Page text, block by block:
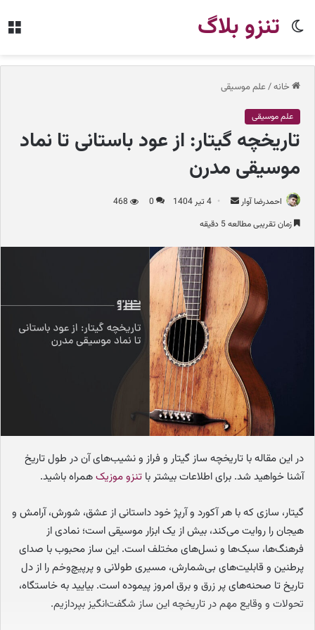
تنزو بلاگ
تغییر
خانه/ علم موسیقی
علم موسیقی
تاریخچه گیتار: از عود باستانی تا نماد
موسیقی مدرن
احمدرضا آوار
ا
ل
ه
ی
م
ی
ل
4 تیر 1404 0
468
زمان تقریبی مطالعه 5 دقیقه
در این مقاله با تاریخچه ساز گیتار و فراز و نشیب‌های آن در طول تاریخ
آشنا خواهید شد. برای اطلاعات بیشتر با تنزو موزیکهمراه باشید.
گیتار، سازی که با هر آکورد و آرپژ خود داستانی از عشق، شورش، آرامش و
هیجان را روایت می‌کند، بیش از یک ابزار موسیقی است؛ نمادی از
فرهنگ‌ها، سبک‌ها و نسل‌های مختلف است. این ساز محبوب با صدای
پرطنین و قابلیت‌های بی‌شمارش، مسیری طولانی و پرپیچ‌وخم را از دل
تاریخ تا صحنه‌های پر زرق و برق امروز پیموده است. بیایید به خاستگاه،
تحولات و وقایع مهم در تاریخچه این ساز شگفت‌انگیز بپردازیم.